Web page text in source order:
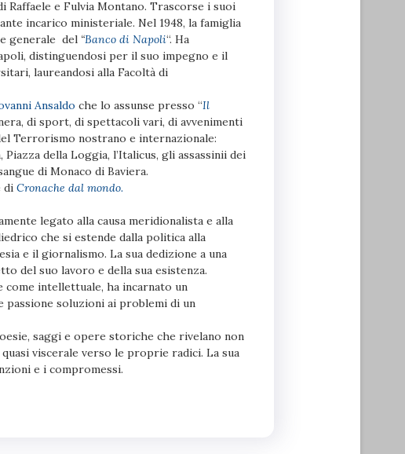
Raffaele e Fulvia Montano. Trascorse i suoi
incarico ministeriale. Nel 1948, la famiglia
generale del “Banco di Napoli“. Ha
distinguendosi per il suo impegno e il
laureandosi alla Facoltà di
Ansaldo che lo assunse presso “Il
di sport, di spettacoli vari, di avvenimenti
Terrorismo nostrano e internazionale:
della Loggia, l’Italicus, gli assassinii dei
di Monaco di Baviera.
diCronache dal mondo.
legato alla causa meridionalista e alla
che si estende dalla politica alla
e il giornalismo. La sua dedizione a una
del suo lavoro e della sua esistenza.
come intellettuale, ha incarnato un
passione soluzioni ai problemi di un
saggi e opere storiche che rivelano non
viscerale verso le proprie radici. La sua
e i compromessi.